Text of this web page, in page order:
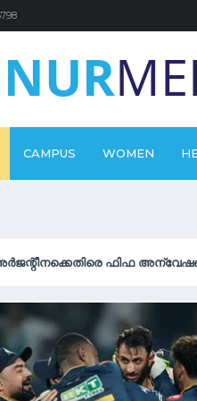
CAMPUS WOMEN
ബെല്‍ജിയത്തെ